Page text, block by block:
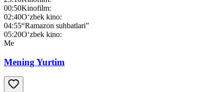
00:50Kinofilm:
02:40O‘zbek kino:
04:55“Ramazon suhbatlari”
05:20O‘zbek kino:
Me
Mening Yurtim